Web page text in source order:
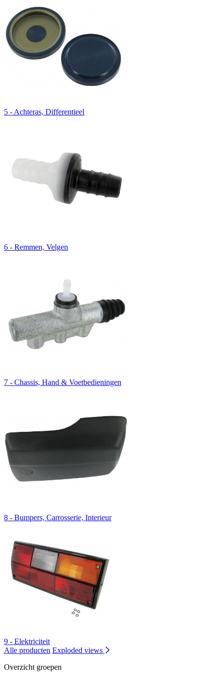
5 - Achteras, Differentieel
6 - Remmen, Velgen
7 - Chassis, Hand & Voetbedieningen
8 - Bumpers, Carrosserie, Interieur
9 - Elektriciteit
Alle producten Exploded views
Overzicht groepen